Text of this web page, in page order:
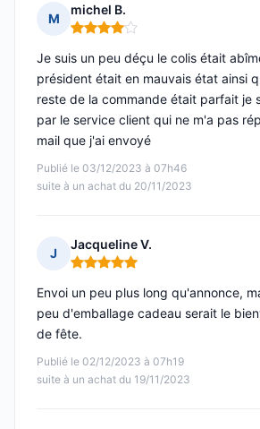
M
michel B.
Note : 4 sur 5
Publié le 03/12/2023 à 07h46
suite à un achat du 20/11/2023
Je suis un peu déçu le colis était
président était en mauvais état ainsi
reste de la commande était parfait je
par le service client qui ne m'a pas
mail que j'ai envoyé
J
Jacqueline V.
Note : 5 sur 5
Publié le 02/12/2023 à 07h19
suite à un achat du 19/11/2023
Envoi un peu plus long qu'annonce,
peu d'emballage cadeau serait le
de fête.